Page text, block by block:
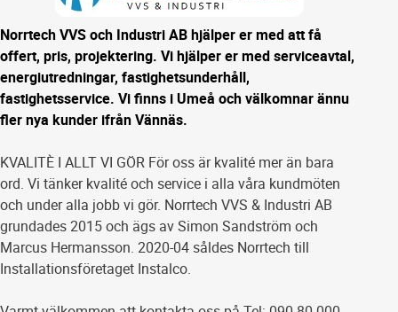
Norrtech VVS och Industri AB hjälper er med att få
offert, pris, projektering. Vi hjälper er med serviceavtal,
energiutredningar, fastighetsunderhåll,
fastighetsservice. Vi finns i Umeå och välkomnar ännu
fler nya kunder ifrån Vännäs.
KVALITÈ I ALLT VI GÖR För oss är kvalité mer än bara
ord. Vi tänker kvalité och service i alla våra kundmöten
och under alla jobb vi gör. Norrtech VVS & Industri AB
grundades 2015 och ägs av Simon Sandström och
Marcus Hermansson. 2020-04 såldes Norrtech till
Installationsföretaget Instalco.